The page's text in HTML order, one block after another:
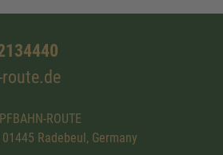
ROUTE
Radebeul, Germany